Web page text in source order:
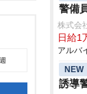
週
警備
株式会
日給1
アルバ
NEW
誘導